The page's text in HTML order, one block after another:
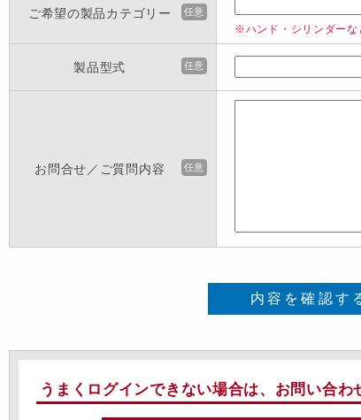
ご希望の製品カテゴリー 任意
※ハンド・シリンダーな
製品型式 任意
お問合せ／ご質問内容 任意
内容を確認す
うまくログインできない場合は、お問い合わ